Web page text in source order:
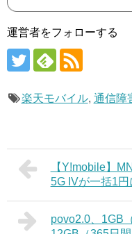
運営者をフォローする
楽天モバイル, 通信障
【Y!mobile】
5G IVが一括1円
povo2.0、1GB